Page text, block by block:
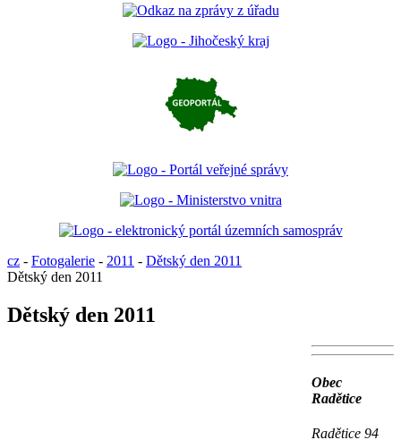
cz - Fotogalerie - 2011 - Dětský den 2011
Dětský den 2011
Dětský den 2011
Obec
Radětice
Radětice 94